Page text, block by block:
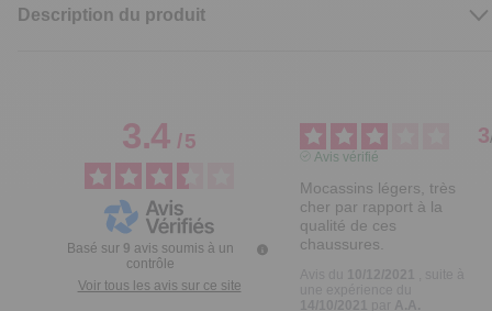
Description du produit
3.4/5
Basé sur 9 avis soumis à un
contrôle
Voir tous les avis sur ce site
3
Avis vérifié
Mocassins légers, très
cher par rapport à la
qualité de ces
chaussures.